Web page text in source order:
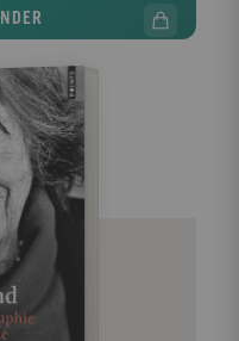
et les révolutions
qui analyse son
ultérieure sur la
un grand nombre des
de la photographie, à ses
photographes, il
ainsi le sujet à travers